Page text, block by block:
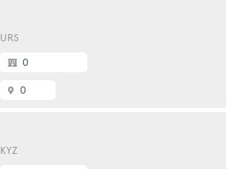
URS
0
0
KYZ